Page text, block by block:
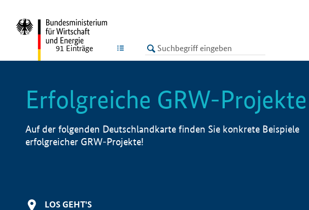
LISTE
91 Einträge
Erfolgreiche GRW-Projekte
Auf der folgenden Deutschlandkarte finden Sie konkrete Beispiele
erfolgreicher GRW-Projekte!
LOS GEHT'S